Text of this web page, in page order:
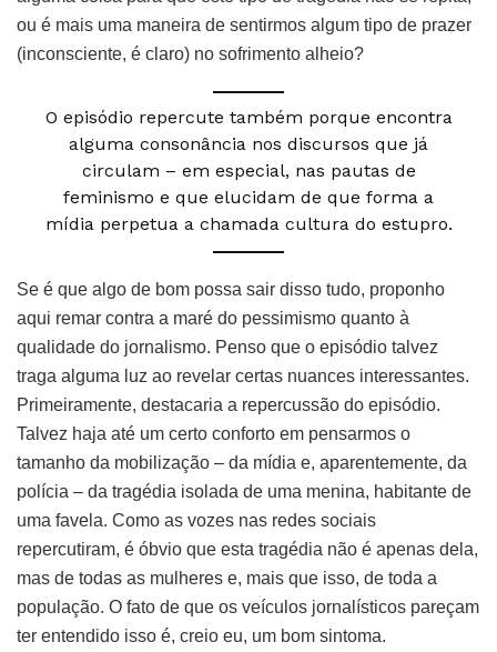
ou é mais uma maneira de sentirmos algum tipo de prazer
(inconsciente, é claro) no sofrimento alheio?
O episódio repercute também porque encontra
alguma consonância nos discursos que já
circulam – em especial, nas pautas de
feminismo e que elucidam de que forma a
mídia perpetua a chamada cultura do estupro.
Se é que algo de bom possa sair disso tudo, proponho
aqui remar contra a maré do pessimismo quanto à
qualidade do jornalismo. Penso que o episódio talvez
traga alguma luz ao revelar certas nuances interessantes.
Primeiramente, destacaria a repercussão do episódio.
Talvez haja até um certo conforto em pensarmos o
tamanho da mobilização – da mídia e, aparentemente, da
polícia – da tragédia isolada de uma menina, habitante de
uma favela. Como as vozes nas redes sociais
repercutiram, é óbvio que esta tragédia não é apenas dela,
mas de todas as mulheres e, mais que isso, de toda a
população. O fato de que os veículos jornalísticos pareçam
ter entendido isso é, creio eu, um bom sintoma.